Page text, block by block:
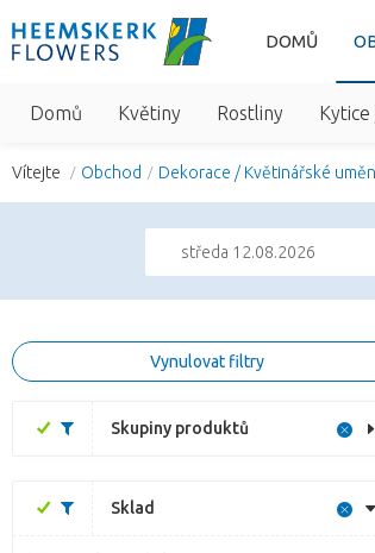
DOMŮ
Domů Květiny Rostliny
Vítejte Obchod Dekorace / Květinářské
středa 12.08.2026
Vynulovat filtry
Skupiny produktů
Sklad